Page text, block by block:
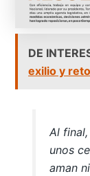
DE
exilio y
Al
unos
aman